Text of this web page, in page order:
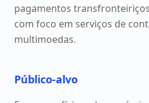
pagamentos
com foco em serviços de
multimoedas.
Público-alvo